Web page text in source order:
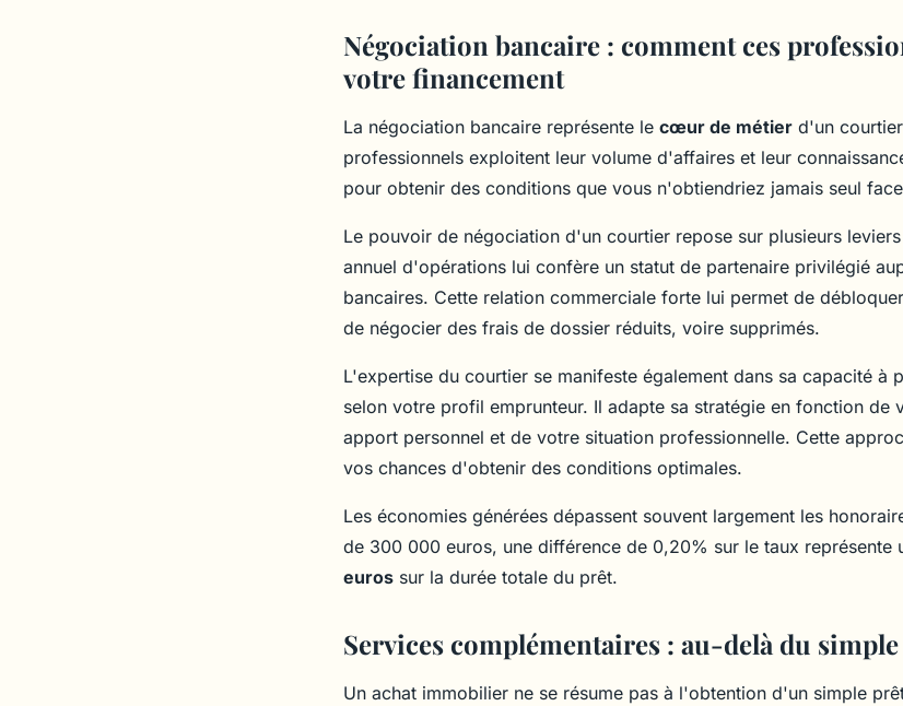
Négociation bancaire : comment ces
votre financement
La négociation bancaire représente le cœur de métier d'un
professionnels exploitent leur volume d'affaires et leur
pour obtenir des conditions que vous n'obtiendriez jamais seul
Le pouvoir de négociation d'un courtier repose sur plusieurs
annuel d'opérations lui confère un statut de partenaire privilégié
bancaires. Cette relation commerciale forte lui permet de
de négocier des frais de dossier réduits, voire supprimés.
L'expertise du courtier se manifeste également dans sa capacité à
selon votre profil emprunteur. Il adapte sa stratégie en fonction de
apport personnel et de votre situation professionnelle. Cette
vos chances d'obtenir des conditions optimales.
Les économies générées dépassent souvent largement les
de 300 000 euros, une différence de 0,20% sur le taux représente
euros sur la durée totale du prêt.
Services complémentaires : au-delà du
Un achat immobilier ne se résume pas à l'obtention d'un simple